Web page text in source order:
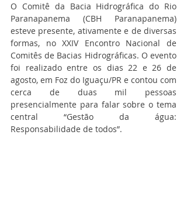
O Comitê da Bacia Hidrográfica do Rio
Paranapanema (CBH Paranapanema)
esteve presente, ativamente e de diversas
formas, no XXIV Encontro Nacional de
Comitês de Bacias Hidrográficas. O evento
foi realizado entre os dias 22 e 26 de
agosto, em Foz do Iguaçu/PR e contou com
cerca de duas mil pessoas
presencialmente para falar sobre o tema
central “Gestão da água:
Responsabilidade de todos”.